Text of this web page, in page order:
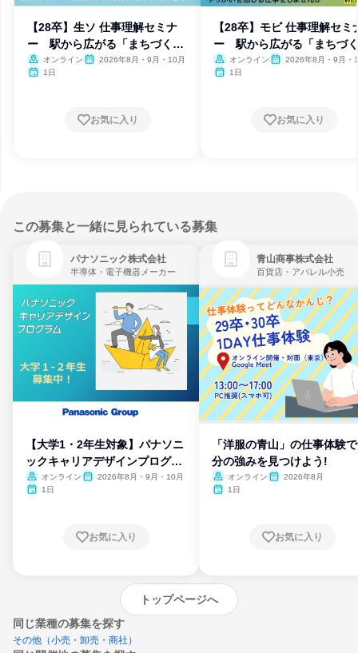
【28卒】生ソ 仕事理解セミナ
ー 駅から広がる「まちづく
り」オンライン
2026年8月・9月・10月
1日
お気に入り
【28卒】モビ 仕事理解セミ
ー 駅から広がる「まちづく
り」オンライン
2026年8月・9月・
1日
お気に入り
この募集と一緒に見られている募集
パナソニック株式会社
半導体・電子機器メーカー
【大学1・2年生対象】パナソニ
ックキャリアデザインプログラ
ム
オンライン
2026年8月・9月・10月
1日
お気に入り
青山商事株式会社
百貨店・アパレル小売
「洋服の青山」の仕事体験
分の強みを見つけよう!
オンライン
2026年8月
1日
お気に入り
トップページへ
同じ業種の募集を探す
その他（小売・卸売・商社）